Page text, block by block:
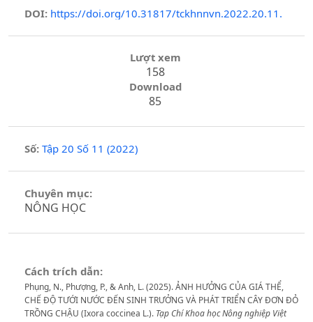
DOI: https://doi.org/10.31817/tckhnnvn.2022.20.11.
Lượt xem
158
Download
85
Số: Tập 20 Số 11 (2022)
Chuyên mục:
NÔNG HỌC
Cách trích dẫn:
Phụng, N., Phượng, P., & Anh, L. (2025). ẢNH HƯỞNG CỦA GIÁ THỂ,
CHẾ ĐỘ TƯỚI NƯỚC ĐẾN SINH TRƯỞNG VÀ PHÁT TRIỂN CÂY ĐƠN ĐỎ
TRỒNG CHẬU (Ixora coccinea L.). Tạp Chí Khoa học Nông nghiệp Việt